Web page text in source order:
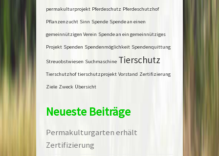
permakulturprojekt Pferdeschutz Pferdeschutzhof
Pflanzenzucht Sinn Spende Spende an einen
gemeinnützigen Verein Spende an ein gemeinnütziges
Projekt Spenden Spendenmöglichkeit Spendenquittung
Streuobstwiesen Suchmaschine Tierschutz
Tierschutzhof tierschutzprojekt Vorstand Zertifizierung
Ziele Zweck Übersicht
Neueste Beiträge
Permakulturgarten erhält
Zertifizierung